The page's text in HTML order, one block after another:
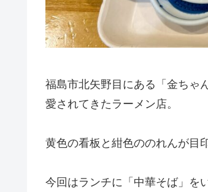
福島市北矢野目にある「金ちゃ
愛されてきたラーメン店。
黄色の看板と紺色ののれんが目
今回はランチに「中華そば」を